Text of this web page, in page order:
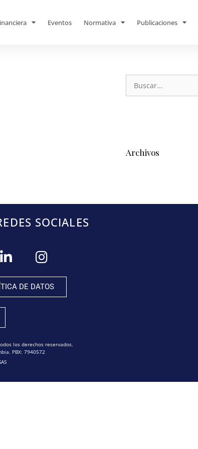
Eventos Normativa Publicaciones
Archivos
SOCIALES
DE DATOS
los derechos reservados.
PBX: 7940572